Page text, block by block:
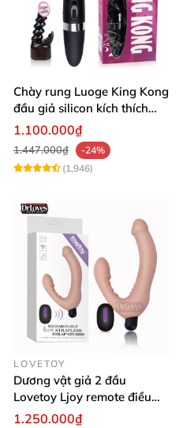
Chày rung Luoge King Kong
đầu giả silicon kích thích
sâu giải tỏa sinh lý
1.100.000₫
1.447.000₫
-24%
(1,946)
LOVETOY
Dương vật giả 2 đầu
Lovetoy Ljoy remote điều
khiển pin sạc
1.250.000₫